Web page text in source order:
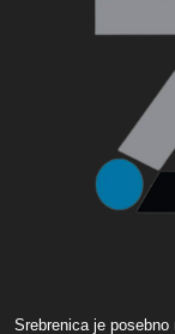
Srebrenica je